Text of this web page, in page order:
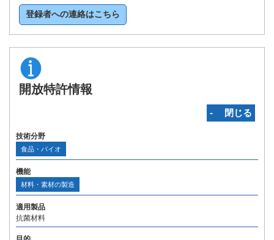
登録者への連絡はこちら
開放特許情報
‐ 閉じる
技術分野
食品・バイオ
機能
材料・素材の製造
適用製品
抗菌材料